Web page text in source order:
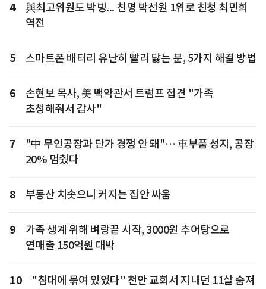
4
與최고위원도 박빙... 친명 박선원 1위로 친청 최민희
역전
5 스마트폰 배터리 유난히 빨리 닳는 분, 5가지 해결 방법
6
손현보 목사, 美 백악관서 트럼프 접견 "가족
초청해줘서 감사"
7
"中 무인공장과 단가 경쟁 안 돼"… 車부품 성지, 공장
20% 멈췄다
8 부동산 치솟으니 커지는 집안 싸움
9
가족 생계 위해 벼랑끝 시작, 3000원 추어탕으로
연매출 150억원 대박
10 "침대에 묶여 있었다" 천안 교회서 지내던 11살 숨져